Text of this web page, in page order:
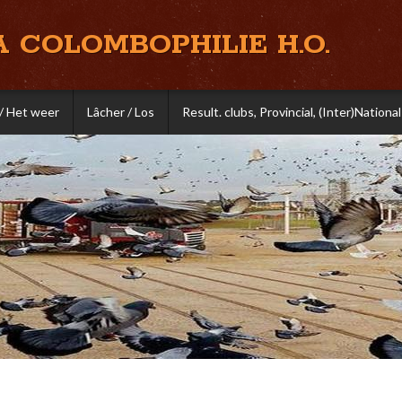
COLOMBOPHILIE H.O.
Het weer Lâcher / Los Result. clubs, Provincial, (Inter)National